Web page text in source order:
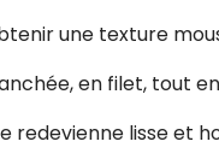
une texture
en filet, tout
redevienne lisse et